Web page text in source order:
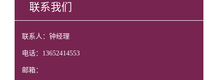
联系我们
联系人：钟经理
电话：13652414553
邮箱：